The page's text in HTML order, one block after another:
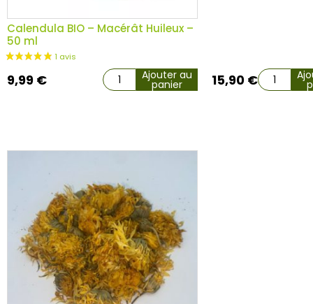
Calendula BIO – Macérât Huileux –
50 ml
9,99 € Ajouter au
panier 15,90 €